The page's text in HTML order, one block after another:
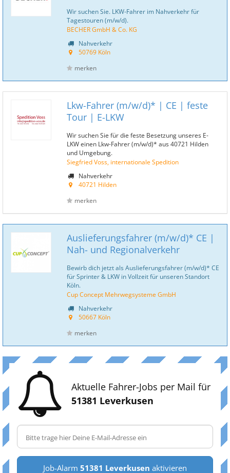
Wir suchen Sie. LKW-Fahrer im Nahverkehr für
Tagestouren (m/w/d).
BECHER GmbH & Co. KG
Nahverkehr
50769 Köln
merken
Lkw-Fahrer (m/w/d)* | CE | feste
Tour | E-LKW
Wir suchen Sie für die feste Besetzung unseres E-
LKW einen Lkw-Fahrer (m/w/d)* aus 40721 Hilden
und Umgebung.
Siegfried Voss, internationale Spedition
Nahverkehr
40721 Hilden
merken
Auslieferungsfahrer (m/w/d)* CE |
Nah- und Regionalverkehr
Bewirb dich jetzt als Auslieferungsfahrer (m/w/d)* CE
für Sprinter & LKW in Vollzeit für unseren Standort
Köln.
Cup Concept Mehrwegsysteme GmbH
Nahverkehr
50667 Köln
merken
Aktuelle Fahrer-Jobs per Mail für
51381 Leverkusen
Job-Alarm 51381 Leverkusen aktivieren